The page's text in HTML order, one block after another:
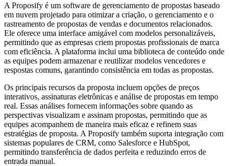
A Proposify é um software de gerenciamento de propostas baseado
em nuvem projetado para otimizar a criação, o gerenciamento e o
rastreamento de propostas de vendas e documentos relacionados.
Ele oferece uma interface amigável com modelos personalizáveis,
permitindo que as empresas criem propostas profissionais de marca
com eficiência. A plataforma inclui uma biblioteca de conteúdo onde
as equipes podem armazenar e reutilizar modelos vencedores e
respostas comuns, garantindo consistência em todas as propostas.
Os principais recursos da proposta incluem opções de preços
interativos, assinaturas eletrônicas e análise de propostas em tempo
real. Essas análises fornecem informações sobre quando as
perspectivas visualizam e assinam propostas, permitindo que as
equipes acompanhem de maneira mais eficaz e refinem suas
estratégias de proposta. A Proposify também suporta integração com
sistemas populares de CRM, como Salesforce e HubSpot,
permitindo transferência de dados perfeita e reduzindo erros de
entrada manual.